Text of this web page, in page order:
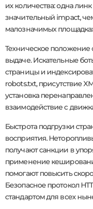
их количества: одна
значительный impact,
малозначимых
Техническое положение
выдаче. Искательные
страницы и
robots.txt, присутствие
установка
взаимодействие с
Быстрота подгрузки
восприятия.
получают санкции в
применение
помогают повысить
Безопасное протокол
стандартом для всех